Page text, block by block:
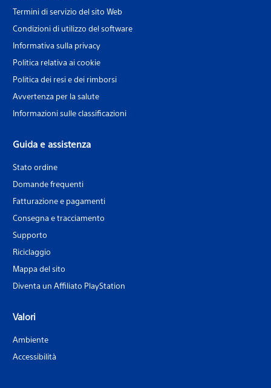
Termini di servizio del sito Web
Condizioni di utilizzo del software
Informativa sulla privacy
Politica relativa ai cookie
Politica dei resi e dei rimborsi
Avvertenza per la salute
Informazioni sulle classificazioni
Guida e assistenza
Stato ordine
Domande frequenti
Fatturazione e pagamenti
Consegna e tracciamento
Supporto
Riciclaggio
Mappa del sito
Diventa un Affiliato PlayStation
Valori
Ambiente
Accessibilità